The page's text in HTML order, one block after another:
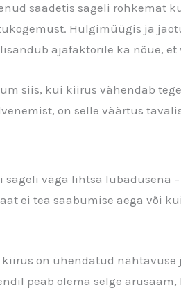
saadetis sageli rohkemat
Hulgimüügis ja
ajafaktorile ka nõue, et
siis, kui kiirus vähendab
on selle väärtus
väga lihtsa lubadusena
ei tea saabumise aega või
kiirus on ühendatud
peab olema selge